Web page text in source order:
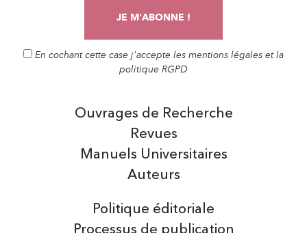
En cochant cette case j'accepte les mentions légales et la
politique RGPD
Auteurs
Manuels Universitaires
Ouvrages de Recherche
Revues
Politique éditoriale
Processus de publication